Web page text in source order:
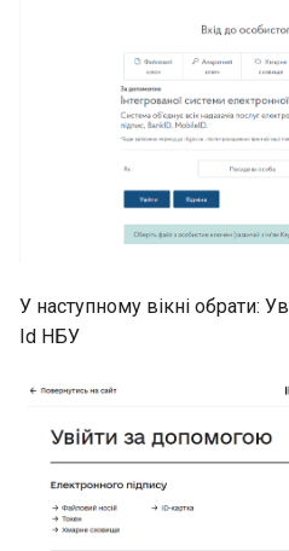
У наступному вікні обрати:
Id НБУ